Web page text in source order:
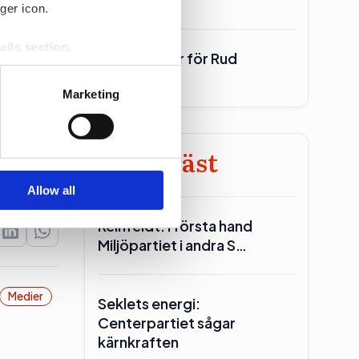
icon.
section
may combine it with
Marketing
Allow all
Medier
700 miljoner för Rud
Minst läst
Reinfeldt: I första hand
Miljöpartiet i andra S…
Seklets energi:
Centerpartiet sågar
kärnkraften